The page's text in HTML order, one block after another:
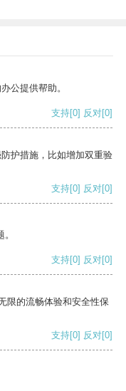
公提供帮助。
支持[0] 反对[0]
护措施，比如增加双重验
支持[0] 反对[0]
支持[0] 反对[0]
限的流畅体验和安全性保
支持[0] 反对[0]